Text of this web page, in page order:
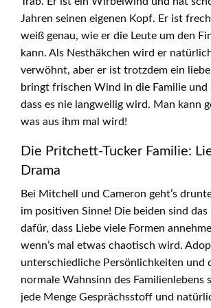
Jahren seinen eigenen Kopf. Er ist
weiß genau, wie er die Leute um den
kann. Als Nesthäkchen wird er
verwöhnt, aber er ist trotzdem ein
bringt frischen Wind in die Familie und
dass es nie langweilig wird. Man kann
was aus ihm mal wird!
Die Pritchett-Tucker Familie:
Drama
Bei Mitchell und Cameron geht’s
im positiven Sinne! Die beiden sind das
dafür, dass Liebe viele Formen
wenn’s mal etwas chaotisch wird.
unterschiedliche Persönlichkeiten und
normale Wahnsinn des Familienlebens
jede Menge Gesprächsstoff und